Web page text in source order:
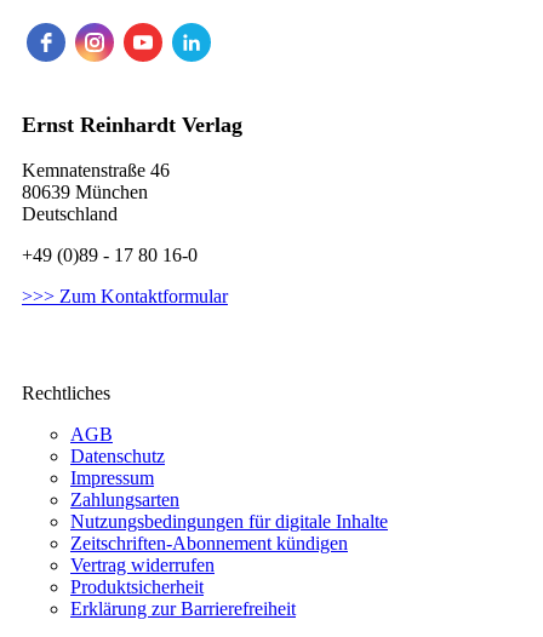
Ernst Reinhardt Verlag
Kemnatenstraße 46
80639 München
Deutschland
+49 (0)89 - 17 80 16-0
>>> Zum Kontaktformular
Rechtliches
AGB
Datenschutz
Impressum
Zahlungsarten
Nutzungsbedingungen für digitale Inhalte
Zeitschriften-Abonnement kündigen
Vertrag widerrufen
Produktsicherheit
Erklärung zur Barrierefreiheit